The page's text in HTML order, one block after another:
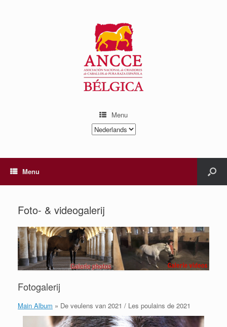
Menu
Kies
een
Menu
Foto- & videogalerij
Fotogalerij
Main Album » De veulens van 2021 / Les poulains de 2021